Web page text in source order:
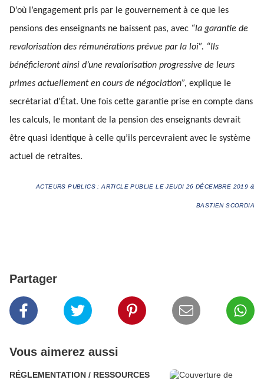
D’où l’engagement pris par le gouvernement à ce que les
pensions des enseignants ne baissent pas, avec “la garantie de
revalorisation des rémunérations prévue par la loi”. “Ils
bénéficieront ainsi d’une revalorisation progressive de leurs
primes actuellement en cours de négociation”, explique le
secrétariat d’État. Une fois cette garantie prise en compte dans
les calculs, le montant de la pension des enseignants devrait
être quasi identique à celle qu’ils percevraient avec le système
actuel de retraites.
ACTEURS PUBLICS : ARTICLE PUBLIE LE JEUDI 26 DÉCEMBRE 2019 &
BASTIEN SCORDIA
Partager
Vous aimerez aussi
RÉGLEMENTATION / RESSOURCES